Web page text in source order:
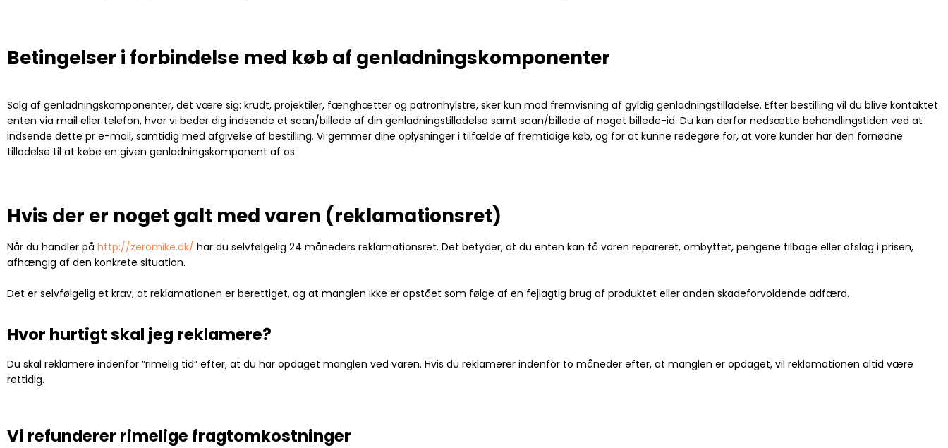
Betingelser i forbindelse med køb af genladningskomponenter
Salg af genladningskomponenter, det være sig: krudt, projektiler, fænghætter og patronhylstre, sker kun mod fremvisning af gyldig genladningstilladelse. Efter bestilling vil du blive kontaktet
enten via mail eller telefon, hvor vi beder dig indsende et scan/billede af din genladningstilladelse samt scan/billede af noget billede-id. Du kan derfor nedsætte behandlingstiden ved at
indsende dette pr e-mail, samtidig med afgivelse af bestilling. Vi gemmer dine oplysninger i tilfælde af fremtidige køb, og for at kunne redegøre for, at vore kunder har den fornødne
tilladelse til at købe en given genladningskomponent af os.
Hvis der er noget galt med varen (reklamationsret)
Når du handler på http://zeromike.dk/ har du selvfølgelig 24 måneders reklamationsret. Det betyder, at du enten kan få varen repareret, ombyttet, pengene tilbage eller afslag i prisen,
afhængig af den konkrete situation.
Det er selvfølgelig et krav, at reklamationen er berettiget, og at manglen ikke er opstået som følge af en fejlagtig brug af produktet eller anden skadeforvoldende adfærd.
Hvor hurtigt skal jeg reklamere?
Du skal reklamere indenfor ”rimelig tid” efter, at du har opdaget manglen ved varen. Hvis du reklamerer indenfor to måneder efter, at manglen er opdaget, vil reklamationen altid være
rettidig.
Vi refunderer rimelige fragtomkostninger